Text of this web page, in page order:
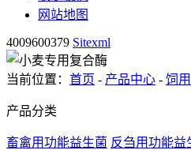
网站地图
4009600379 Sitexml
当前位置： 首页 - 产品中心 - 饲
产品分类
畜禽用功能益生菌 反刍用功能益